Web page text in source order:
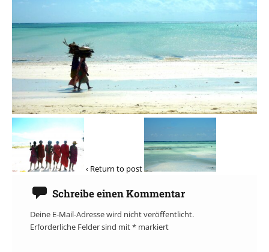
‹ Return to post
Schreibe einen Kommentar
Deine E-Mail-Adresse wird nicht veröffentlicht.
Erforderliche Felder sind mit* markiert